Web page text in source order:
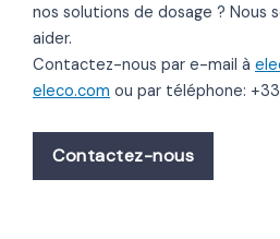
nos solutions de dosage ? Nous
aider.
Contactez-nous par e-mail à
eleco.com ou par téléphone:
Contactez-nous